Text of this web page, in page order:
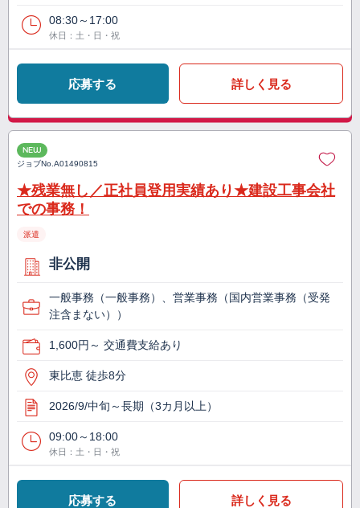
08:30～17:00
休日：土・日・祝
応募する 詳しく見る
NEW
ジョブNo.A01490815
★残業無し／正社員登用実績あり★建設工事会社
での事務！
派遣
非公開
一般事務（一般事務）、営業事務（国内営業事務（受発
注含まない））
1,600円～ 交通費支給あり
東比恵 徒歩8分
2026/9/中旬～長期（3カ月以上）
09:00～18:00
休日：土・日・祝
応募する 詳しく見る